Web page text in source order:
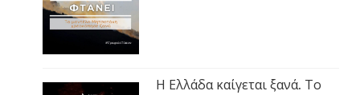
Η Ελλάδα καίγεται ξανά. Το